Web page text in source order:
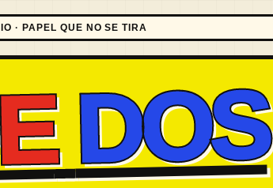
· PAPEL QUE NO SE TIRA
DOS